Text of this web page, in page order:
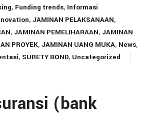
, Funding trends, Informasi
, JAMINAN PELAKSANAAN,
, JAMINAN PEMELIHARAAN, JAMINAN
PROYEK, JAMINAN UANG MUKA, News,
, SURETY BOND, Uncategorized
(bank